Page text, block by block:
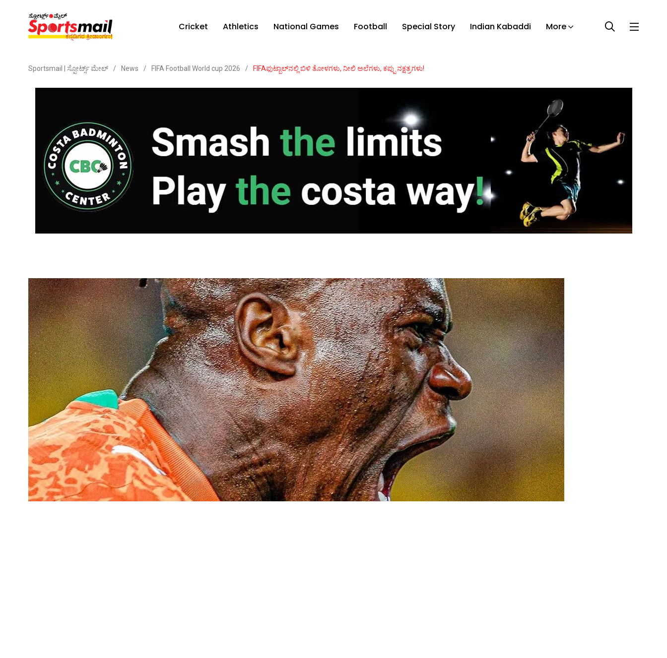
Cricket Athletics National Games Football Special Story Indian Kabaddi More
Sportsmail | ಸ್ಪೋರ್ಟ್ಸ್ ಮೇಲ್ / News / FIFA Football World cup 2026 / FIFAಫುಟ್ಬಾಲ್‌ನಲ್ಲಿ ಬಿಳಿ ತೋಳಗಳು, ನೀಲಿ ಅಲೆಗಳು, ಕಪ್ಪು ನಕ್ಷತ್ರಗಳು!